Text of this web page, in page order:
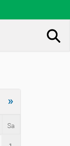
»
Sa